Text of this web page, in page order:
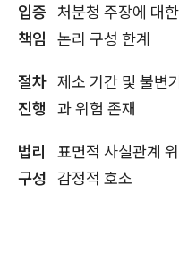
입증
책임
처분청 주장에 대
논리 구성 한계
절차
진행
제소 기간 및 불변
과 위험 존재
법리
구성
표면적 사실관계
감정적 호소